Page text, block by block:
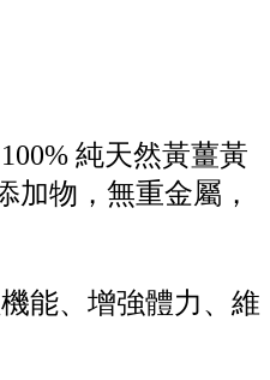
純天然黃薑黃
加物，無重金屬，
能、增強體力、維